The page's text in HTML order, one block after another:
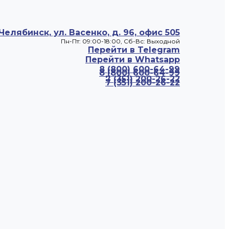
8 (800) 600-64-99
7 (351) 200-26-22
ул. Васенко, д. 96, офис 505
Пн-Пт: 09:00-18:00, Cб-Вс: Выходной
Перейти в Telegram
Перейти в Whatsapp
8 (800) 600-64-99
7 (351) 200-26-22